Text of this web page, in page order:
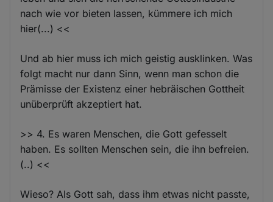
nach wie vor bieten lassen, kümmere ich mich
hier(...) <<
Und ab hier muss ich mich geistig ausklinken. Was
folgt macht nur dann Sinn, wenn man schon die
Prämisse der Existenz einer hebräischen Gottheit
unüberprüft akzeptiert hat.
>> 4. Es waren Menschen, die Gott gefesselt
haben. Es sollten Menschen sein, die ihn befreien.
(..) <<
Wieso? Als Gott sah, dass ihm etwas nicht passte,